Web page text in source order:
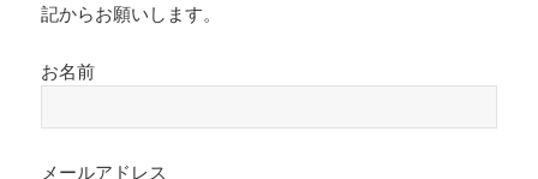
記からお願いします。
お名前
メールアドレス